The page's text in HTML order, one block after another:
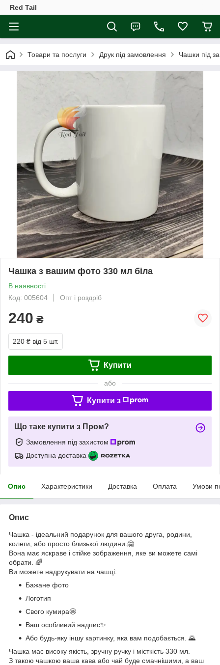
Red Tail
Товари та послуги Друк під замовлення Чашки під
Чашка з вашим фото 330 мл біла
В наявності
Код: 005604
Опт і роздріб
240 ₴
220 ₴ від 5 шт.
Купити
або
Купити з
Що таке купити з Пром?
Замовлення під захистом
Доступна доставка
Опис Характеристики Доставка Оплата Умови
Опис
Чашка - ідеальний подарунок для вашого друга, родини,
колеги, або просто близької людини.🤗
Вона має яскраве і стійке зображення, яке ви можете самі
обрати. 🌈
Ви можете надрукувати на чашці:
Бажане фото
Логотип
Свого кумира🤩
Ваш особливий надпис✨
Або будь-яку іншу картинку, яка вам подобається. 🌄
Чашка має високу якість, зручну ручку і місткість 330 мл.
З такою чашкою ваша кава або чай буде смачнішими, а ваш